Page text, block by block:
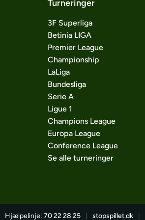
Turneringer
3F Superliga
Betinia LIGA
Premier League
Championship
LaLiga
Bundesliga
Serie A
Ligue 1
Champions League
Europa League
Conference League
Se alle turneringer
Hjælpelinje: 70 22 28 25 stopspillet.dk